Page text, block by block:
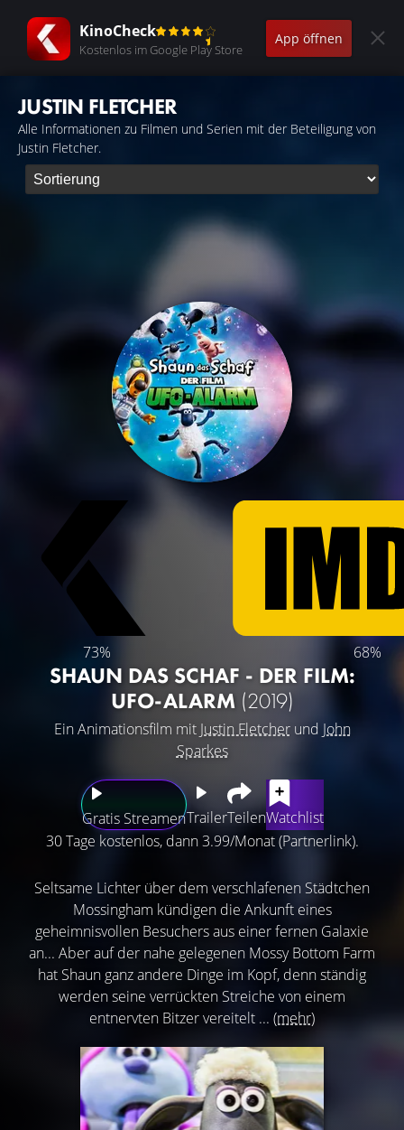
KinoCheck
Kostenlos im Google Play Store
App öffnen
JUSTIN FLETCHER
Alle Informationen zu Filmen und Serien mit der Beteiligung von
Justin Fletcher.
73% 68%
SHAUN DAS SCHAF - DER FILM:
UFO-ALARM (2019)
Ein Animationsfilm mit Justin Fletcherund John
Sparkes
Gratis StreamenTrailerTeilenWatchlist
30 Tage kostenlos, dann 3.99/Monat (Partnerlink).
Seltsame Lichter über dem verschlafenen Städtchen
Mossingham kündigen die Ankunft eines
geheimnisvollen Besuchers aus einer fernen Galaxie
an... Aber auf der nahe gelegenen Mossy Bottom Farm
hat Shaun ganz andere Dinge im Kopf, denn ständig
werden seine verrückten Streiche von einem
entnervten Bitzer vereitelt ... (mehr)